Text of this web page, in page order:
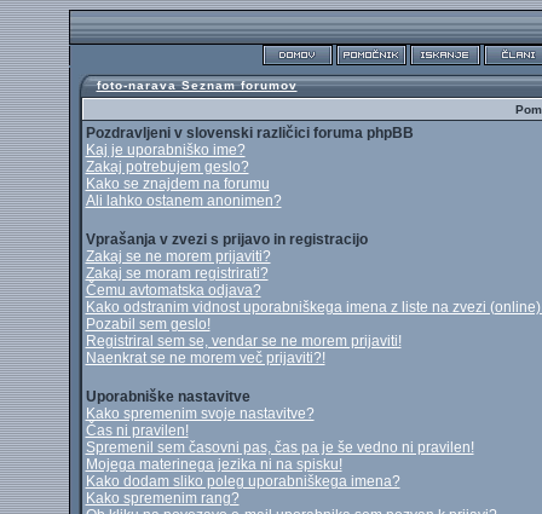
foto-narava Seznam forumov
Pozdravljeni v slovenski različici foruma phpBB
Kaj je uporabniško ime?
Zakaj potrebujem geslo?
Kako se znajdem na forumu
Ali lahko ostanem anonimen?
Vprašanja v zvezi s prijavo in registracijo
Zakaj se ne morem prijaviti?
Zakaj se moram registrirati?
Čemu avtomatska odjava?
Kako odstranim vidnost uporabniškega imena z liste na zvezi
Pozabil sem geslo!
Registriral sem se, vendar se ne morem prijaviti!
Naenkrat se ne morem več prijaviti?!
Uporabniške nastavitve
Kako spremenim svoje nastavitve?
Čas ni pravilen!
Spremenil sem časovni pas, čas pa je še vedno ni pravilen!
Mojega materinega jezika ni na spisku!
Kako dodam sliko poleg uporabniškega imena?
Kako spremenim rang?